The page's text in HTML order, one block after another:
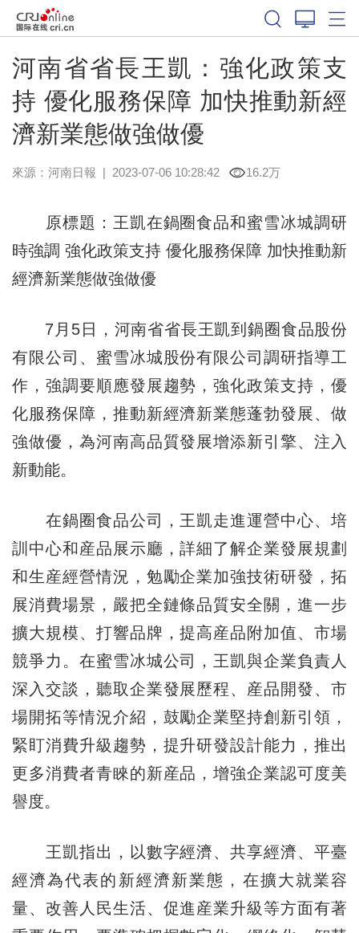
河南省省長王凱：強化政策支
持 優化服務保障 加快推動新經
濟新業態做強做優
來源： 河南日報 | 2023-07-06 10:28:42 16.2万
原標題：王凱在鍋圈食品和蜜雪冰城調研
時強調 強化政策支持 優化服務保障 加快推動新
經濟新業態做強做優
7月5日，河南省省長王凱到鍋圈食品股份
有限公司、蜜雪冰城股份有限公司調研指導工
作，強調要順應發展趨勢，強化政策支持，優
化服務保障，推動新經濟新業態蓬勃發展、做
強做優，為河南高品質發展增添新引擎、注入
新動能。
在鍋圈食品公司，王凱走進運營中心、培
訓中心和産品展示廳，詳細了解企業發展規劃
和生産經營情況，勉勵企業加強技術研發，拓
展消費場景，嚴把全鏈條品質安全關，進一步
擴大規模、打響品牌，提高産品附加值、市場
競爭力。在蜜雪冰城公司，王凱與企業負責人
深入交談，聽取企業發展歷程、産品開發、市
場開拓等情況介紹，鼓勵企業堅持創新引領，
緊盯消費升級趨勢，提升研發設計能力，推出
更多消費者青睞的新産品，增強企業認可度美
譽度。
王凱指出，以數字經濟、共享經濟、平臺
經濟為代表的新經濟新業態，在擴大就業容
量、改善人民生活、促進産業升級等方面有著